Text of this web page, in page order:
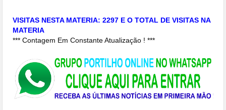
VISITAS NESTA MATERIA: 2297 E O TOTAL DE VISITAS NA
MATERIA
*** Contagem Em Constante Atualização ! ***